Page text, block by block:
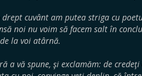
drept cuvânt am putea striga cu
noi nu voim să facem salt în
la voi atârnă.
a vă spune, şi exclamăm: de